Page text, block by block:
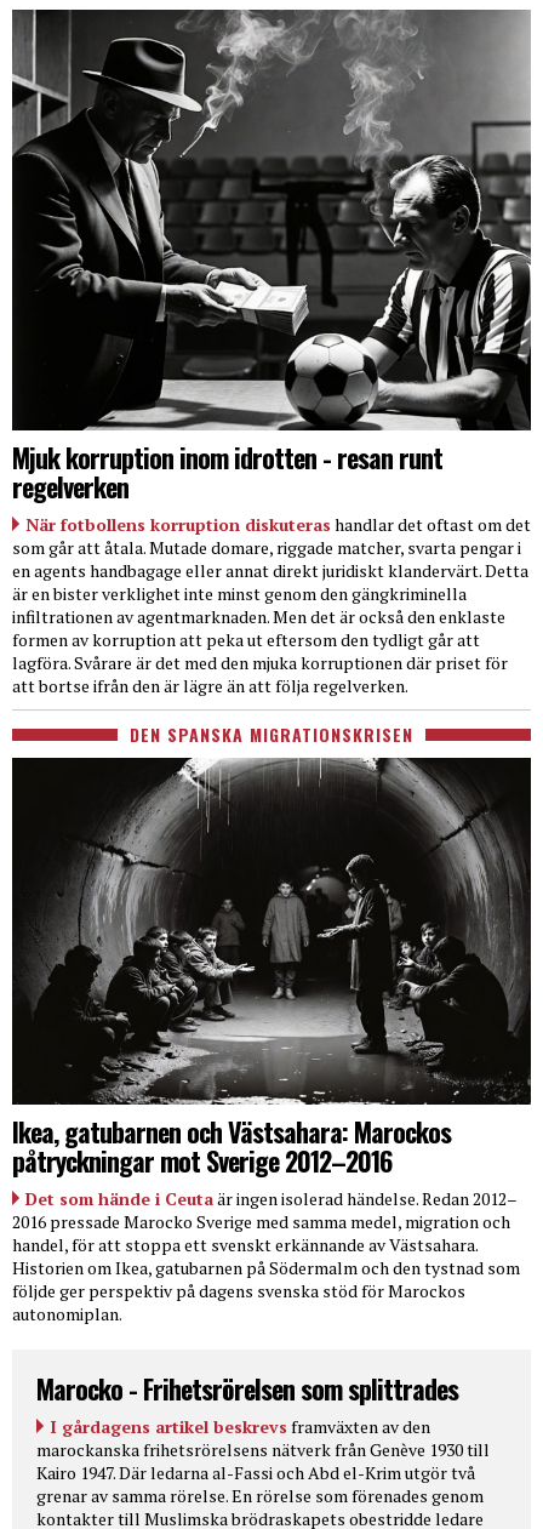
Mjuk korruption inom idrotten - resan runt
regelverken
När fotbollens korruption diskuteras handlar det oftast om det
som går att åtala. Mutade domare, riggade matcher, svarta pengar i
en agents handbagage eller annat direkt juridiskt klandervärt. Detta
är en bister verklighet inte minst genom den gängkriminella
infiltrationen av agentmarknaden. Men det är också den enklaste
formen av korruption att peka ut eftersom den tydligt går att
lagföra. Svårare är det med den mjuka korruptionen där priset för
att bortse ifrån den är lägre än att följa regelverken.
DEN SPANSKA MIGRATIONSKRISEN
Ikea, gatubarnen och Västsahara: Marockos
påtryckningar mot Sverige 2012–2016
Det som hände i Ceutaär ingen isolerad händelse. Redan 2012–
2016 pressade Marocko Sverige med samma medel, migration och
handel, för att stoppa ett svenskt erkännande av Västsahara.
Historien om Ikea, gatubarnen på Södermalm och den tystnad som
följde ger perspektiv på dagens svenska stöd för Marockos
autonomiplan.
Marocko - Frihetsrörelsen som splittrades
I gårdagens artikel beskrevs framväxten av den
marockanska frihetsrörelsens nätverk från Genève 1930 till
Kairo 1947. Där ledarna al-Fassi och Abd el-Krim utgör två
grenar av samma rörelse. En rörelse som förenades genom
kontakter till Muslimska brödraskapets obestridde ledare